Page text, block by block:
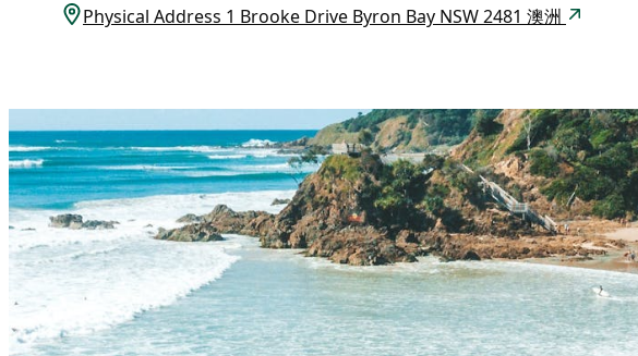
Physical Address 1 Brooke Drive Byron Bay NSW 2481 澳洲